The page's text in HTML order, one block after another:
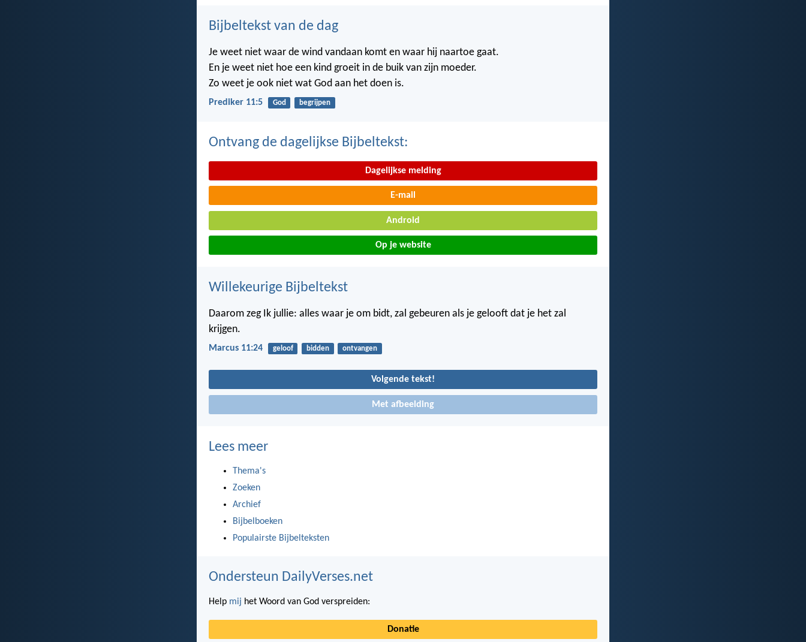
Bijbeltekst van de dag
Je weet niet waar de wind vandaan komt en waar hij naartoe gaat.
En je weet niet hoe een kind groeit in de buik van zijn moeder.
Zo weet je ook niet wat God aan het doen is.
Prediker 11:5 God begrijpen
Ontvang de dagelijkse Bijbeltekst:
Dagelijkse melding
E-mail
Android
Op je website
Willekeurige Bijbeltekst
Daarom zeg Ik jullie: alles waar je om bidt, zal gebeuren als je gelooft dat je het zal
krijgen.
Marcus 11:24 geloof bidden ontvangen
Volgende tekst!
Met afbeelding
Lees meer
Thema's
Zoeken
Archief
Bijbelboeken
Populairste Bijbelteksten
Ondersteun DailyVerses.net
Help mij het Woord van God verspreiden:
Donatie